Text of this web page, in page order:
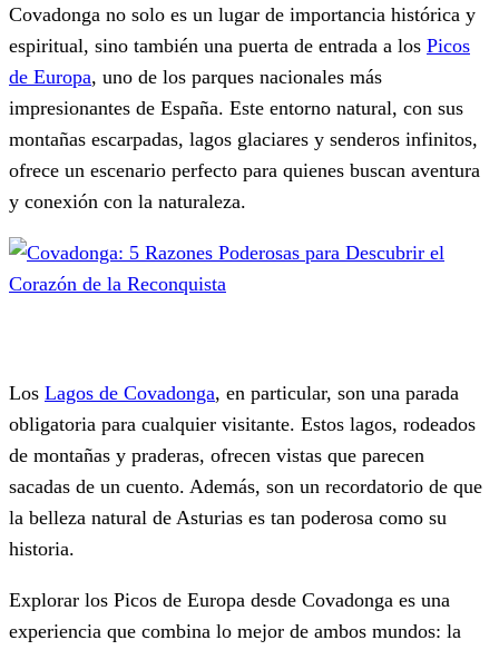
Covadonga no solo es un lugar de importancia histórica y
espiritual, sino también una puerta de entrada a los Picos
de Europa, uno de los parques nacionales más
impresionantes de España. Este entorno natural, con sus
montañas escarpadas, lagos glaciares y senderos infinitos,
ofrece un escenario perfecto para quienes buscan aventura
y conexión con la naturaleza.
Los Lagos de Covadonga, en particular, son una parada
obligatoria para cualquier visitante. Estos lagos, rodeados
de montañas y praderas, ofrecen vistas que parecen
sacadas de un cuento. Además, son un recordatorio de que
la belleza natural de Asturias es tan poderosa como su
historia.
Explorar los Picos de Europa desde Covadonga es una
experiencia que combina lo mejor de ambos mundos: la